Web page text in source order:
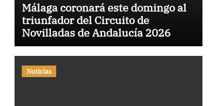
Málaga coronará este domingo al
triunfador del Circuito de
Novilladas de Andalucía 2026
Noticias